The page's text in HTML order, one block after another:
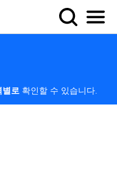
별로 확인할 수 있습니다.